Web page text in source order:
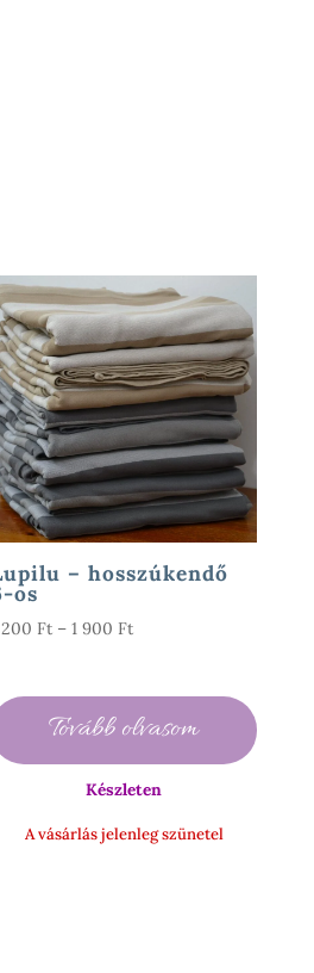
– hosszúkendő
os
200 Ft – 1 900 FtÁrtartomány:
1
900 Ft
Tovább olvasom
Készleten
A vásárlás jelenleg szünetel